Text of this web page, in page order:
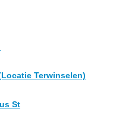
Terwinselen)
St